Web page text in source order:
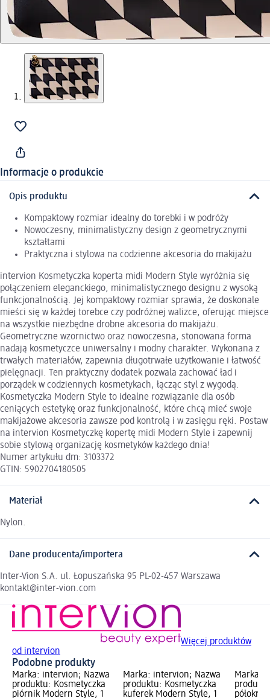
Informacje o produkcie
Opis produktu
Kompaktowy rozmiar idealny do torebki i w podróży
Nowoczesny, minimalistyczny design z geometrycznymi
kształtami
Praktyczna i stylowa na codzienne akcesoria do makijażu
intervion Kosmetyczka koperta midi Modern Style wyróżnia się
połączeniem eleganckiego, minimalistycznego designu z wysoką
funkcjonalnością. Jej kompaktowy rozmiar sprawia, że doskonale
mieści się w każdej torebce czy podróżnej walizce, oferując miejsce
na wszystkie niezbędne drobne akcesoria do makijażu.
Geometryczne wzornictwo oraz nowoczesna, stonowana forma
nadają kosmetyczce uniwersalny i modny charakter. Wykonana z
trwałych materiałów, zapewnia długotrwałe użytkowanie i łatwość
pielęgnacji. Ten praktyczny dodatek pozwala zachować ład i
porządek w codziennych kosmetykach, łącząc styl z wygodą.
Kosmetyczka Modern Style to idealne rozwiązanie dla osób
ceniących estetykę oraz funkcjonalność, które chcą mieć swoje
makijażowe akcesoria zawsze pod kontrolą i w zasięgu ręki. Postaw
na intervion Kosmetyczkę kopertę midi Modern Style i zapewnij
sobie stylową organizację kosmetyków każdego dnia!
Numer artykułu dm: 3103372
GTIN: 5902704180505
Materiał
Nylon.
Dane producenta/importera
Inter-Vion S.A. ul. Łopuszańska 95 PL-02-457 Warszawa
kontakt@inter-vion.com
Więcej produktów
od intervion
Podobne produkty
Marka: intervion; Nazwa
produktu: Kosmetyczka
piórnik Modern Style, 1
Marka: intervion; Nazwa
produktu: Kosmetyczka
kuferek Modern Style, 1
Marka: